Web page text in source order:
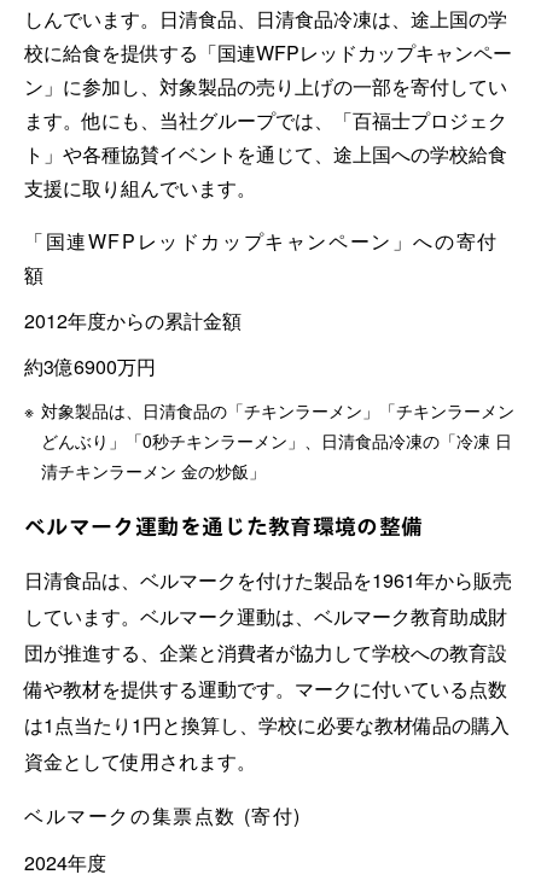
しんでいます。日清食品、日清食品冷凍は、途上国の学
校に給食を提供する「国連WFPレッドカップキャンペー
ン」に参加し、対象製品の売り上げの一部を寄付してい
ます。他にも、当社グループでは、「百福士プロジェク
ト」や各種協賛イベントを通じて、途上国への学校給食
支援に取り組んでいます。
「国連WFPレッドカップキャンペーン」への寄付
額
2012年度からの累計金額
約3億6900万円
※ 対象製品は、日清食品の「チキンラーメン」「チキンラーメン
どんぶり」「0秒チキンラーメン」、日清食品冷凍の「冷凍 日
清チキンラーメン 金の炒飯」
ベルマーク運動を通じた教育環境の整備
日清食品は、ベルマークを付けた製品を1961年から販売
しています。ベルマーク運動は、ベルマーク教育助成財
団が推進する、企業と消費者が協力して学校への教育設
備や教材を提供する運動です。マークに付いている点数
は1点当たり1円と換算し、学校に必要な教材備品の購入
資金として使用されます。
ベルマークの集票点数 (寄付)
2024年度